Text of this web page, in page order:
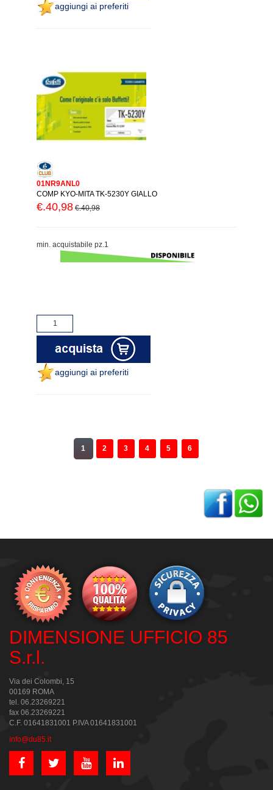
aggiungi ai preferiti
01NR9ANL0
COMP KYO-MITA TK-5230Y GIALLO
€.40,98 €.40,98
min. acquistabile pz.1
aggiungi ai preferiti
1 2 3 4 5 6
DIMENSIONE UFFICIO 85
S.r.l.
Via dei Colombi, 15
00169 ROMA
tel. 06.23269221
fax 06.23269221
C.F. 01641831001 P.IVA 01641831001
info@du85.it